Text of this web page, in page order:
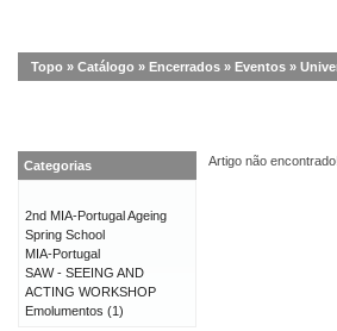
Topo » Catálogo » Encerrados » Eventos »
Artigo não encontrado!
Categorias
2nd MIA-Portugal Ageing
Spring School
MIA-Portugal
SAW - SEEING AND
ACTING WORKSHOP
Emolumentos (1)